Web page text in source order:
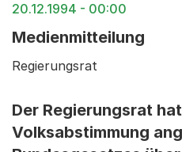
20.12.1994 - 00:00
Medienmitteilung
Regierungsrat
Der Regierungsrat
Volksabstimmung